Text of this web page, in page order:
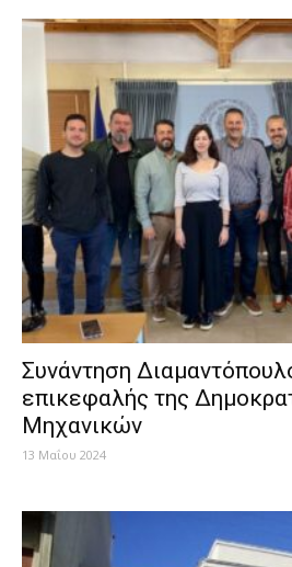
Συνάντηση
επικεφαλής της
Μηχανικών
13 Μαΐου 2024